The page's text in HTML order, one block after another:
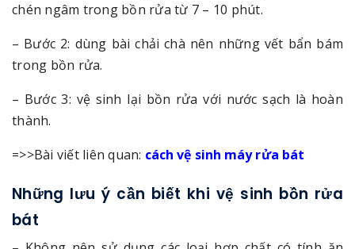
chén ngâm trong bồn rửa từ 7 – 10 phút.
– Bước 2: dùng bài chải chà nên những vết bẩn bám
trong bồn rửa.
– Bước 3: vệ sinh lại bồn rửa với nước sạch là hoàn
thành.
=>>Bài viết liên quan: cách vệ sinh máy rửa bát
Những lưu ý cần biết khi vệ sinh bồn rửa
bát